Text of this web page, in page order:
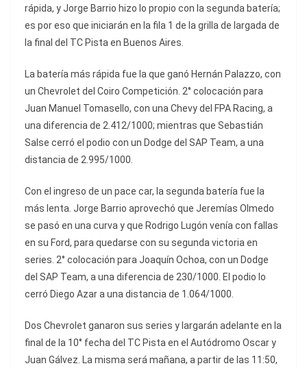
rápida, y Jorge Barrio hizo lo propio con la segunda batería;
es por eso que iniciarán en la fila 1 de la grilla de largada de
la final del TC Pista en Buenos Aires.
La batería más rápida fue la que ganó Hernán Palazzo, con
un Chevrolet del Coiro Competición. 2° colocación para
Juan Manuel Tomasello, con una Chevy del FPA Racing, a
una diferencia de 2.412/1000; mientras que Sebastián
Salse cerró el podio con un Dodge del SAP Team, a una
distancia de 2.995/1000.
Con el ingreso de un pace car, la segunda batería fue la
más lenta. Jorge Barrio aprovechó que Jeremías Olmedo
se pasó en una curva y que Rodrigo Lugón venía con fallas
en su Ford, para quedarse con su segunda victoria en
series. 2° colocación para Joaquín Ochoa, con un Dodge
del SAP Team, a una diferencia de 230/1000. El podio lo
cerró Diego Azar a una distancia de 1.064/1000.
Dos Chevrolet ganaron sus series y largarán adelante en la
final de la 10° fecha del TC Pista en el Autódromo Oscar y
Juan Gálvez. La misma será mañana, a partir de las 11:50,